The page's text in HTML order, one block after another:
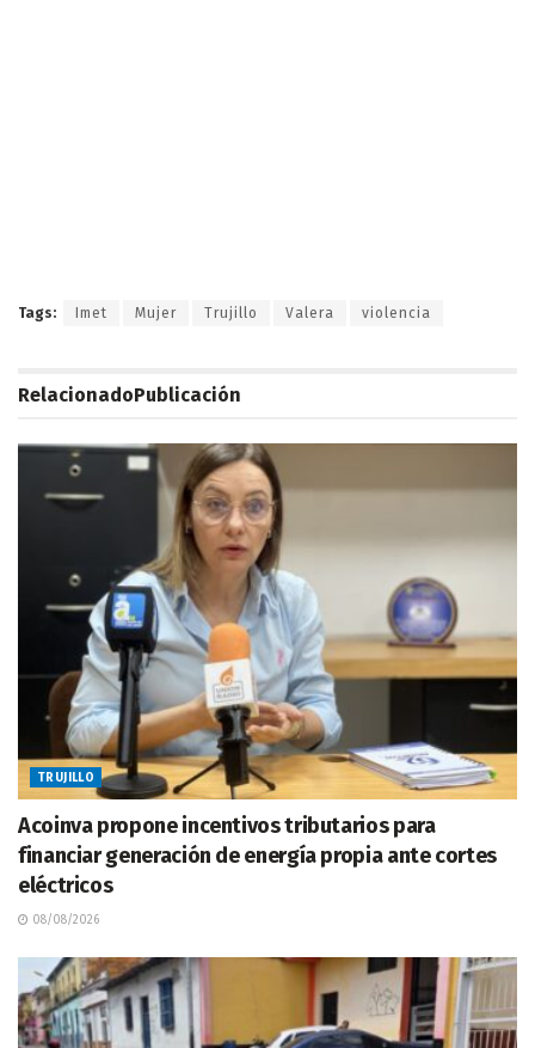
Tags: Imet Mujer Trujillo Valera violencia
RelacionadoPublicación
TRUJILLO
Acoinva propone incentivos tributarios para
financiar generación de energía propia ante cortes
eléctricos
08/08/2026